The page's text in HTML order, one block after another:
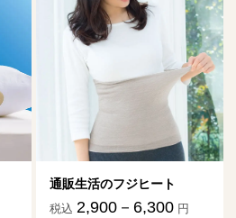
通販生活のフジヒート
税込 2,900－6,300 円